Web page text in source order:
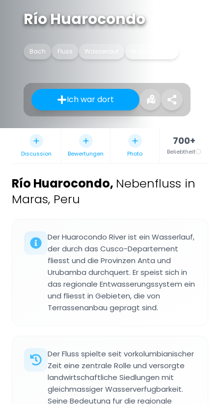
Río Huarocondo
Bach Fluss Wasserlauf
Ich war dort
Discussion Bewertungen Photo
700+
Beliebtheit
Río Huarocondo, Nebenfluss in
Maras, Peru
Der Huarocondo River ist ein Wasserlauf,
der durch das Cusco-Departement
fliesst und die Provinzen Anta und
Urubamba durchquert. Er speist sich in
das regionale Entwasserungssystem ein
und fliesst in Gebieten, die von
Terrassenanbau gepragt sind.
Der Fluss spielte seit vorkolumbianischer
Zeit eine zentrale Rolle und versorgte
landwirtschaftliche Siedlungen mit
gleichmassiger Wasserverfugbarkeit.
Seine Bedeutung fur die regionale